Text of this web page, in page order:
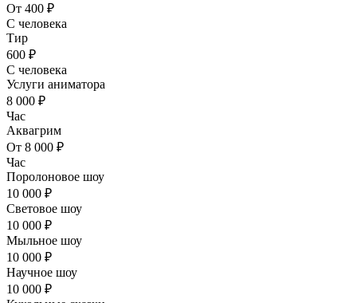
От 400 ₽
С человека
Тир
600 ₽
С человека
Услуги аниматора
8 000 ₽
Час
Аквагрим
От 8 000 ₽
Час
Поролоновое шоу
10 000 ₽
Световое шоу
10 000 ₽
Мыльное шоу
10 000 ₽
Научное шоу
10 000 ₽